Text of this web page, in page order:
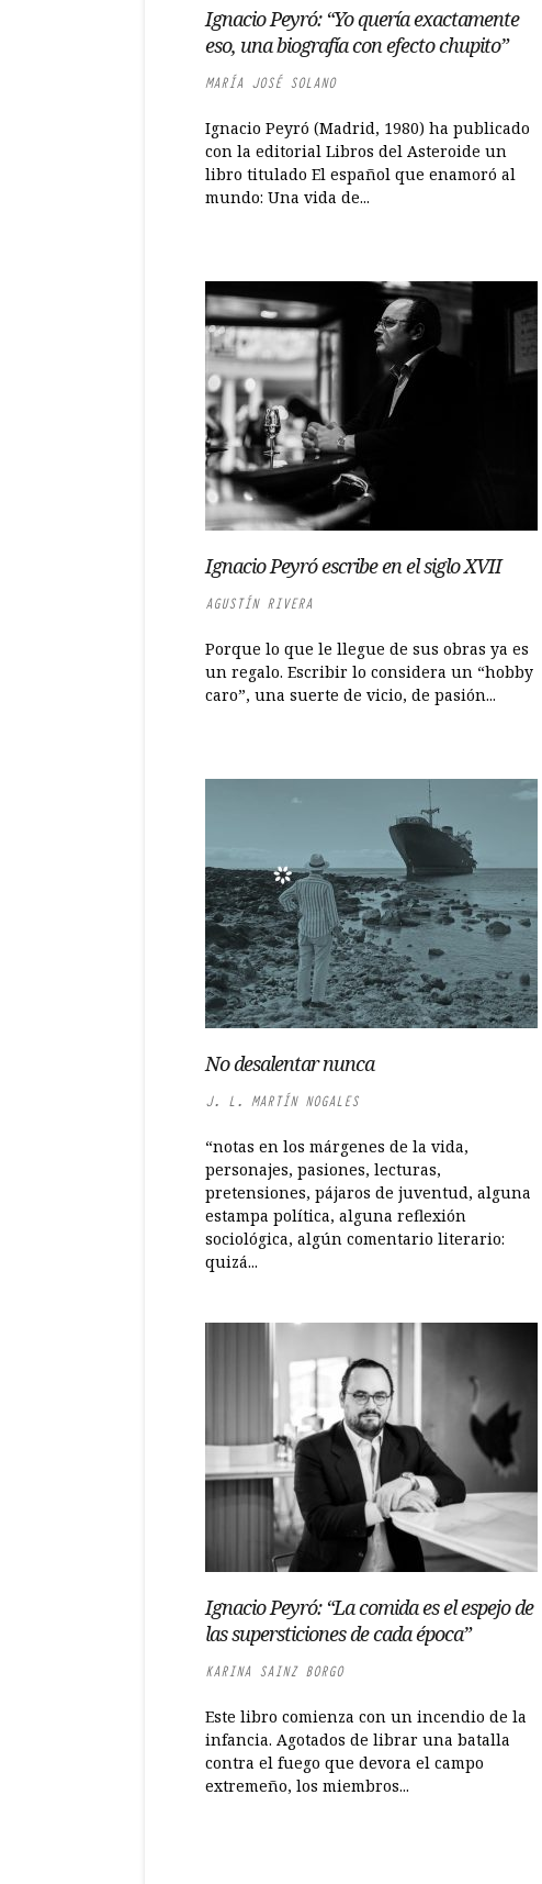
Ignacio Peyró: “Yo quería exactamente
eso, una biografía con efecto chupito”
MARÍA JOSÉ SOLANO
Ignacio Peyró (Madrid, 1980) ha publicado
con la editorial Libros del Asteroide un
libro titulado El español que enamoró al
mundo: Una vida de...
Ignacio Peyró escribe en el siglo XVII
AGUSTÍN RIVERA
Porque lo que le llegue de sus obras ya es
un regalo. Escribir lo considera un “hobby
caro”, una suerte de vicio, de pasión...
No desalentar nunca
J. L. MARTÍN NOGALES
“notas en los márgenes de la vida,
personajes, pasiones, lecturas,
pretensiones, pájaros de juventud, alguna
estampa política, alguna reflexión
sociológica, algún comentario literario:
quizá...
Ignacio Peyró: “La comida es el espejo de
las supersticiones de cada época”
KARINA SAINZ BORGO
Este libro comienza con un incendio de la
infancia. Agotados de librar una batalla
contra el fuego que devora el campo
extremeño, los miembros...